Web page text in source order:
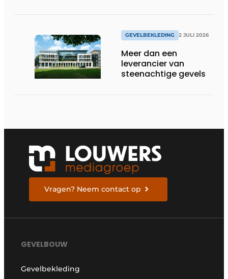
GEVELBEKLEDING 2 JULI 2026
Meer dan een
leverancier van
steenachtige gevels
Vragen? Neem contact op
GEVELBOUW
Gevelbekleding